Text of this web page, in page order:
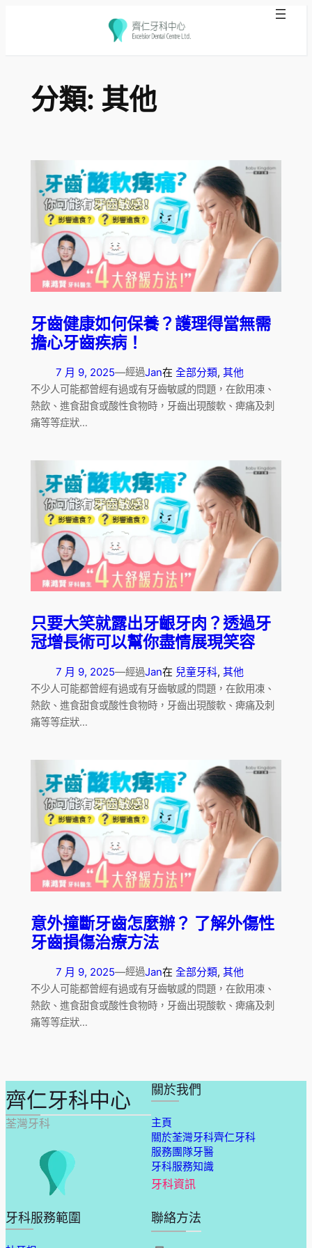
分類: 其他
牙齒健康如何保養？護理得當無需
擔心牙齒疾病！
7 月 9, 2025—經過Jan在 全部分類, 其他
不少人可能都曾經有過或有牙齒敏感的問題，在飲用凍、
熱飲、進食甜食或酸性食物時，牙齒出現酸軟、痺痛及刺
痛等等症狀…
只要大笑就露出牙齦牙肉？透過牙
冠增長術可以幫你盡情展現笑容
7 月 9, 2025—經過Jan在 兒童牙科, 其他
不少人可能都曾經有過或有牙齒敏感的問題，在飲用凍、
熱飲、進食甜食或酸性食物時，牙齒出現酸軟、痺痛及刺
痛等等症狀…
意外撞斷牙齒怎麼辦？ 了解外傷性
牙齒損傷治療方法
7 月 9, 2025—經過Jan在 全部分類, 其他
不少人可能都曾經有過或有牙齒敏感的問題，在飲用凍、
熱飲、進食甜食或酸性食物時，牙齒出現酸軟、痺痛及刺
痛等等症狀…
齊仁牙科中心
荃灣牙科
關於我們
主頁
關於荃灣牙科齊仁牙科
服務團隊牙醫
牙科服務知識
牙科資訊
牙科服務範圍 聯絡方法